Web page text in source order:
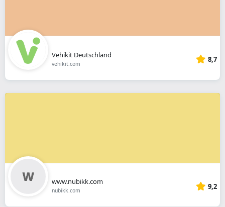
Vehikit Deutschland
vehikit.com 8,7
www.nubikk.com
nubikk.com 9,2